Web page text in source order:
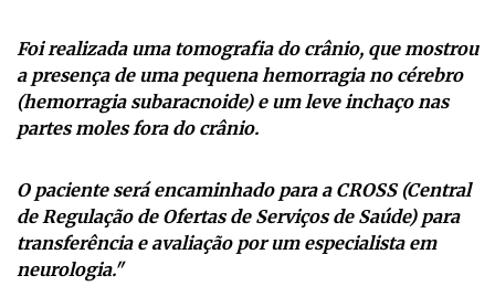
Foi realizada uma tomografia do crânio, que mostrou
a presença de uma pequena hemorragia no cérebro
(hemorragia subaracnoide) e um leve inchaço nas
O paciente será encaminhado para a CROSS (Central
de Regulação de Ofertas de Serviços de Saúde) para
transferência e avaliação por um especialista em